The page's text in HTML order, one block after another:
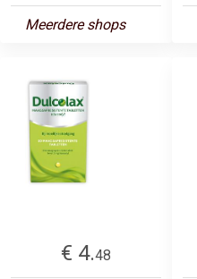
Meerdere shops
€ 4.48